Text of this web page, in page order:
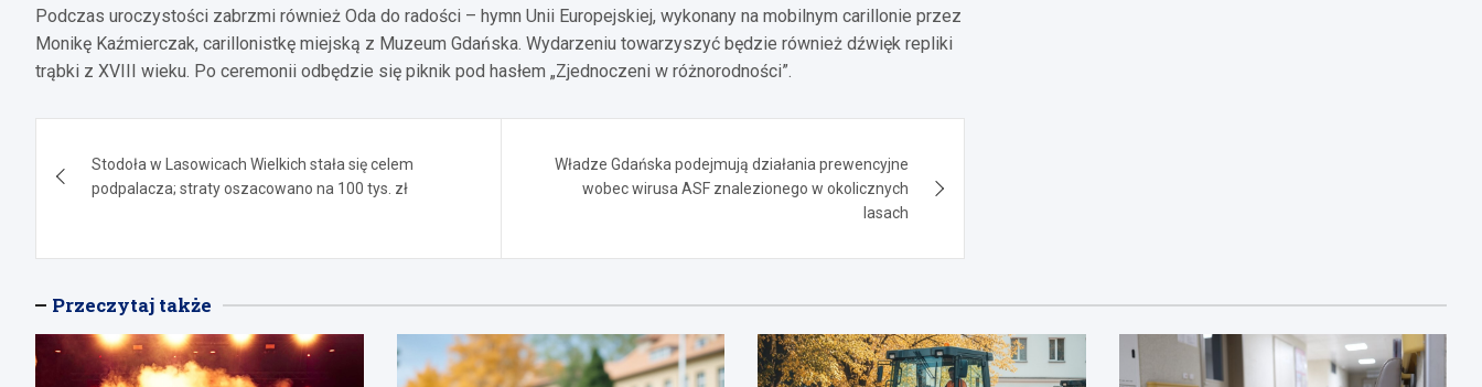
Podczas uroczystości zabrzmi również Oda do radości – hymn Unii Europejskiej, wykonany na mobilnym carillonie przez
Monikę Kaźmierczak, carillonistkę miejską z Muzeum Gdańska. Wydarzeniu towarzyszyć będzie również dźwięk repliki
trąbki z XVIII wieku. Po ceremonii odbędzie się piknik pod hasłem „Zjednoczeni w różnorodności”.
wpisu
Stodoła w Lasowicach Wielkich stała się celem
podpalacza; straty oszacowano na 100 tys. zł
Władze Gdańska podejmują działania prewencyjne
wobec wirusa ASF znalezionego w okolicznych
lasach
Przeczytaj także